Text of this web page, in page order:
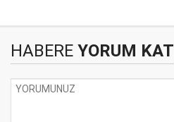
HABERE YORUM KAT